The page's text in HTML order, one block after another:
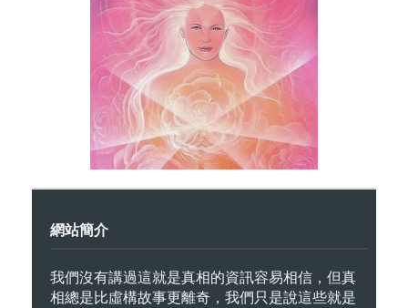
網站簡介
我們沒有講過這就是真相的資訊容易相信，但真
相總是比虛構故事更離奇，我們只是說這些就是